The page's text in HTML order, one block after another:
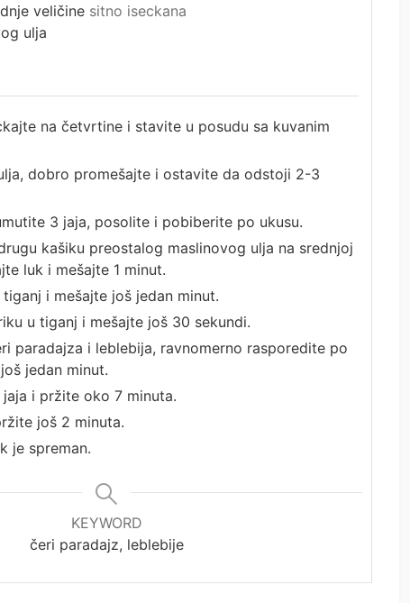
veličine sitno iseckana
ulja
na četvrtine i stavite u posudu sa kuvanim
dobro promešajte i ostavite da odstoji 2-3
3 jaja, posolite i pobiberite po ukusu.
kašiku preostalog maslinovog ulja na srednjoj
luk i mešajte 1 minut.
i mešajte još jedan minut.
u tiganj i mešajte još 30 sekundi.
paradajza i leblebija, ravnomerno rasporedite po
jedan minut.
i pržite oko 7 minuta.
još 2 minuta.
je spreman.
KEYWORD
čeri paradajz, leblebije